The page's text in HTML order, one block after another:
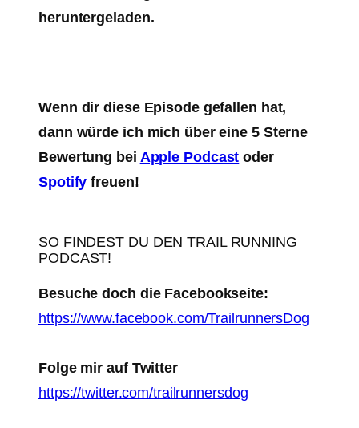
heruntergeladen.
Wenn dir diese Episode gefallen hat,
dann würde ich mich über eine 5 Sterne
Bewertung bei Apple Podcast oder
Spotify freuen!
SO FINDEST DU DEN TRAIL RUNNING
PODCAST!
Besuche doch die Facebookseite:
https://www.facebook.com/TrailrunnersDog
Folge mir auf Twitter
https://twitter.com/trailrunnersdog